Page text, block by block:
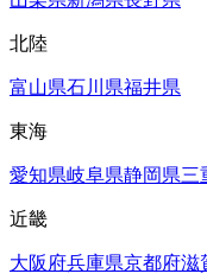
北陸
富山県石川県福井県
東海
愛知県岐阜県静岡県三
近畿
大阪府兵庫県京都府滋